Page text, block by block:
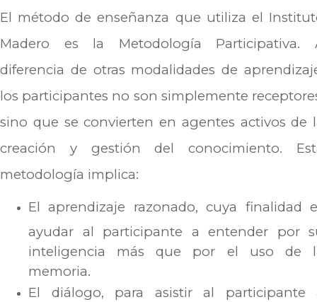
El método de enseñanza que utiliza el
Madero es la Metodología Participativa.
diferencia de otras modalidades de
los participantes no son simplemente
sino que se convierten en agentes activos de
creación y gestión del conocimiento.
metodología implica:
El aprendizaje razonado, cuya finalidad
ayudar al participante a entender por
inteligencia más que por el uso de
memoria.
El diálogo, para asistir al participante